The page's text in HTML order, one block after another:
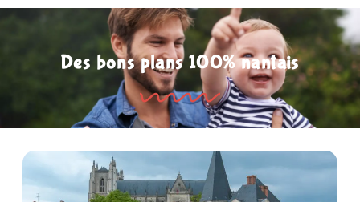
Des bons plans 100% nantais